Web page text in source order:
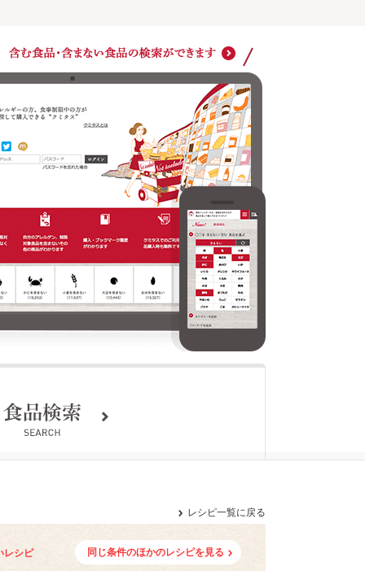
購入・ブックマーク履歴がわかります
レシピ一覧に戻る
レシピ 同じ条件のほかのレシピを見る